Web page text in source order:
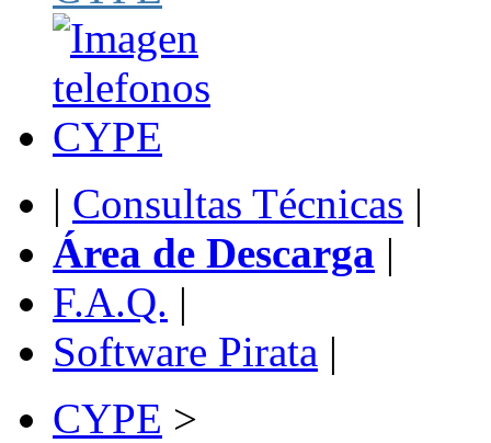
| Consultas Técnicas |
Área de Descarga |
F.A.Q. |
Software Pirata |
CYPE >